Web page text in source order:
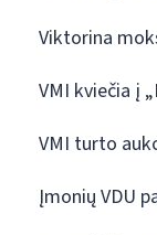
Viktorina
VMI kviečia į
VMI turto
Įmonių VDU